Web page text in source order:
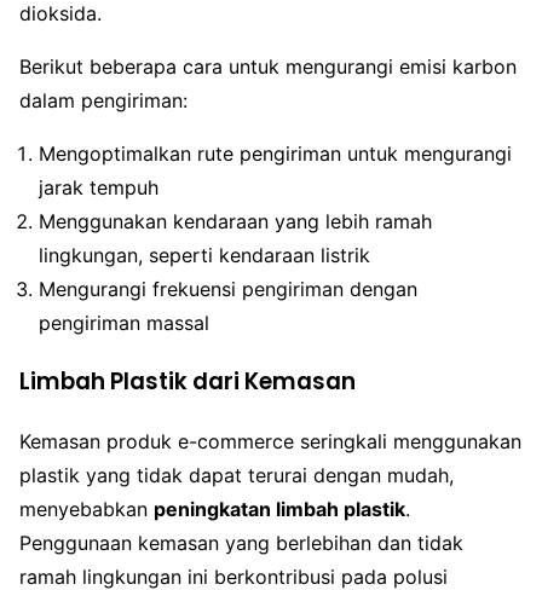
dioksida.
Berikut beberapa cara untuk mengurangi emisi karbon
dalam pengiriman:
Mengoptimalkan rute pengiriman untuk mengurangi
jarak tempuh
Menggunakan kendaraan yang lebih ramah
lingkungan, seperti kendaraan listrik
Mengurangi frekuensi pengiriman dengan
pengiriman massal
Limbah Plastik dari Kemasan
Kemasan produk e-commerce seringkali menggunakan
plastik yang tidak dapat terurai dengan mudah,
menyebabkan peningkatan limbah plastik.
Penggunaan kemasan yang berlebihan dan tidak
ramah lingkungan ini berkontribusi pada polusi